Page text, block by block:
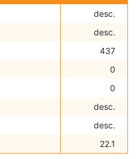
desc.
desc.
437
0
0
desc.
desc.
22.1